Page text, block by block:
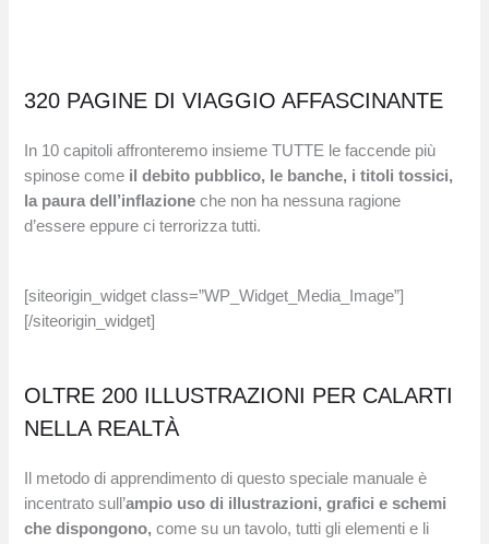
320 PAGINE DI VIAGGIO AFFASCINANTE
In 10 capitoli affronteremo insieme TUTTE le faccende più
spinose come il debito pubblico, le banche, i titoli tossici,
la paura dell’inflazione che non ha nessuna ragione
d’essere eppure ci terrorizza tutti.
[siteorigin_widget class=”WP_Widget_Media_Image”]
[/siteorigin_widget]
OLTRE 200 ILLUSTRAZIONI PER CALARTI
NELLA REALTÀ
Il metodo di apprendimento di questo speciale manuale è
incentrato sull’ampio uso di illustrazioni, grafici e schemi
che dispongono, come su un tavolo, tutti gli elementi e li